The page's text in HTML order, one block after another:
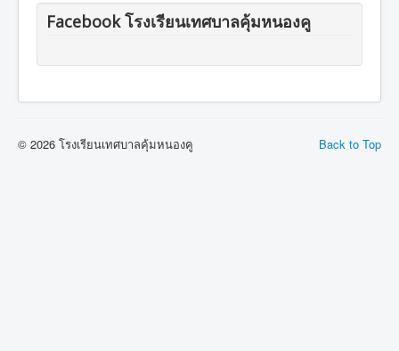
Facebook โรงเรียนเทศบาลคุ้มหนองคู
Back to Top
© 2026 โรงเรียนเทศบาลคุ้มหนองคู